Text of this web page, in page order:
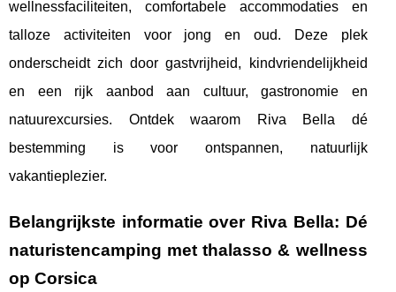
wellnessfaciliteiten, comfortabele accommodaties en
talloze activiteiten voor jong en oud. Deze plek
onderscheidt zich door gastvrijheid, kindvriendelijkheid
en een rijk aanbod aan cultuur, gastronomie en
natuurexcursies. Ontdek waarom Riva Bella dé
bestemming is voor ontspannen, natuurlijk
vakantieplezier.
Belangrijkste informatie over Riva Bella: Dé
naturistencamping met thalasso & wellness
op Corsica